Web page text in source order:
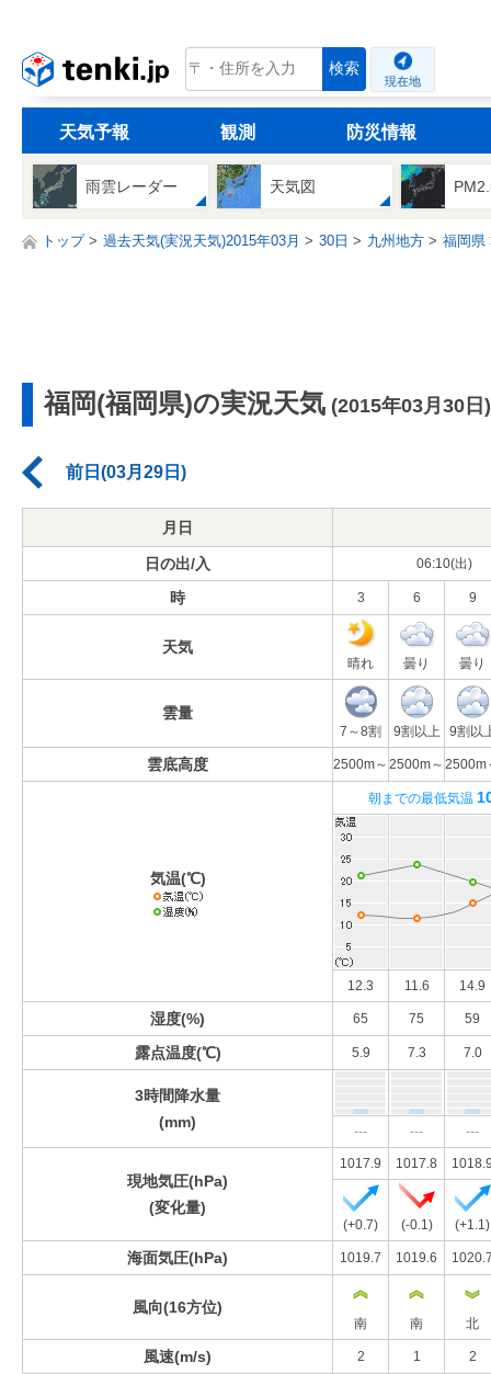
tenki.jp 検索
現在地
天気予報 観測 防災情報
雨雲レーダー 天気図
トップ 過去天気(実況天気)2015年03月 30日 九州地方 福岡県
福岡(福岡県)の実況天気 (2015年03月30日)
前日(03月29日)
月日
日の出/入 06:10(出)
時 3 6 9
天気
晴れ 曇り 曇り
雲量
7～8割 9割以上 9割以
雲底高度 2500m～ 2500m～ 2500m
気温(℃)
朝までの最低気温
12.3 11.6 14.9
湿度(%) 65 75 59
露点温度(℃) 5.9 7.3 7.0
3時間降水量
(mm)
--- --- ---
現地気圧(hPa)
(変化量)
1017.9 1017.8
(+0.7) (-0.1) (+1.1)
海面気圧(hPa) 1019.7 1019.6
風向(16方位)
南 南 北
風速(m/s) 2 1 2